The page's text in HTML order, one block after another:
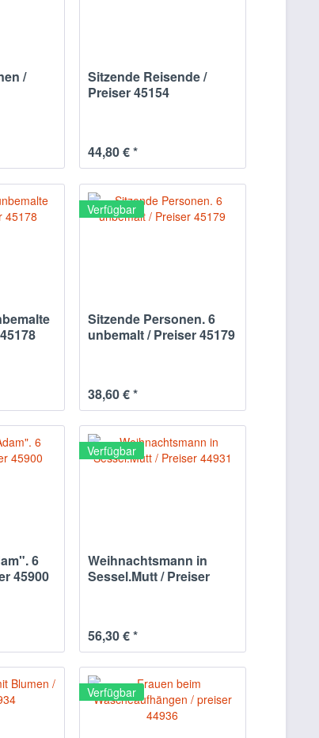
/
Sitzende Reisende /
Preiser 45154
44,80 € *
Verfügbar
Sitzende Personen. 6
unbemalt / Preiser 45179
38,60 € *
6
45900
Verfügbar
Weihnachtsmann in
Sessel.Mutt / Preiser
56,30 € *
Verfügbar